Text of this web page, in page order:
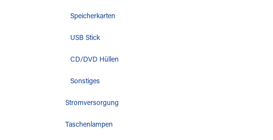
Speicherkarten
USB Stick
CD/DVD Hüllen
Sonstiges
Stromversorgung
Taschenlampen